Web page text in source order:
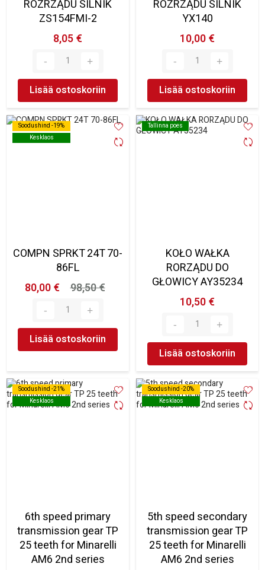
ROZRZĄDU SILNIK
ZS154FMI-2
8,05 €
Lisää ostoskoriin
ROZRZĄDU SILNIK
YX140
10,00 €
Lisää ostoskoriin
Soodushind -19%
Kesklaos
Soodushind -19%
Kesklaos
COMPN SPRKT 24T 70-
86FL
80,00 €
98,50 €
Lisää ostoskoriin
Tallinna poes
Tallinna poes
KOŁO WAŁKA
RORZĄDU DO
GŁOWICY AY35234
10,50 €
Lisää ostoskoriin
Soodushind -21%
Kesklaos
Soodushind -21%
Kesklaos
6th speed primary
transmission gear TP
25 teeth for Minarelli
AM6 2nd series
Soodushind -20%
Kesklaos
Soodushind -20%
Kesklaos
5th speed secondary
transmission gear TP
25 teeth for Minarelli
AM6 2nd series